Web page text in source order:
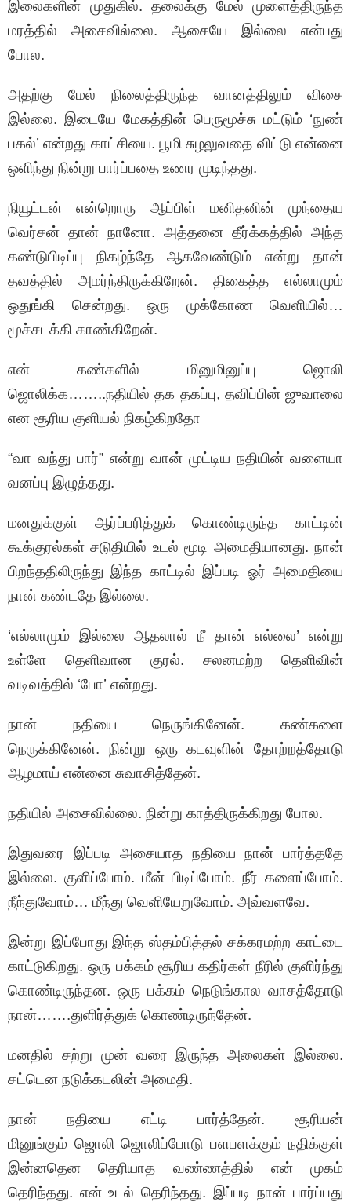
இலைகளின் முதுகில். தலைக்கு மேல் முளைத்திருந்த
மரத்தில் அசைவில்லை. ஆசையே இல்லை என்பது
போல.
அதற்கு மேல் நிலைத்திருந்த வானத்திலும் விசை
இல்லை. இடையே மேகத்தின் பெருமூச்சு மட்டும் ‘நுண்
பகல்’ என்றது காட்சியை. பூமி சுழலுவதை விட்டு என்னை
ஒளிந்து நின்று பார்ப்பதை உணர முடிந்தது.
நியூட்டன் என்றொரு ஆப்பிள் மனிதனின் முந்தைய
வெர்சன் தான் நானோ. அத்தனை தீர்க்கத்தில் அந்த
கண்டுபிடிப்பு நிகழ்ந்தே ஆகவேண்டும் என்று தான்
தவத்தில் அமர்ந்திருக்கிறேன். திகைத்த எல்லாமும்
ஒதுங்கி சென்றது. ஒரு முக்கோண வெளியில்…
மூச்சடக்கி காண்கிறேன்.
என் கண்களில் மினுமினுப்பு ஜொலி
ஜொலிக்க……..நதியில் தக தகப்பு, தவிப்பின் ஜுவாலை
என சூரிய குளியல் நிகழ்கிறதோ
“வா வந்து பார்” என்று வான் முட்டிய நதியின் வளையா
வனப்பு இழுத்தது.
மனதுக்குள் ஆர்ப்பரித்துக் கொண்டிருந்த காட்டின்
கூக்குரல்கள் சடுதியில் உடல் மூடி அமைதியானது. நான்
பிறந்ததிலிருந்து இந்த காட்டில் இப்படி ஓர் அமைதியை
நான் கண்டதே இல்லை.
‘எல்லாமும் இல்லை ஆதலால் நீ தான் எல்லை’ என்று
உள்ளே தெளிவான குரல். சலனமற்ற தெளிவின்
வடிவத்தில் ‘போ’ என்றது.
நான் நதியை நெருங்கினேன். கண்களை
நெருக்கினேன். நின்று ஒரு கடவுளின் தோற்றத்தோடு
ஆழமாய் என்னை சுவாசித்தேன்.
நதியில் அசைவில்லை. நின்று காத்திருக்கிறது போல.
இதுவரை இப்படி அசையாத நதியை நான் பார்த்ததே
இல்லை. குளிப்போம். மீன் பிடிப்போம். நீர் களைப்போம்.
நீந்துவோம்… மீந்து வெளியேறுவோம். அவ்வளவே.
இன்று இப்போது இந்த ஸ்தம்பித்தல் சக்கரமற்ற காட்டை
காட்டுகிறது. ஒரு பக்கம் சூரிய கதிர்கள் நீரில் குளிர்ந்து
கொண்டிருந்தன. ஒரு பக்கம் நெடுங்கால வாசத்தோடு
நான்…….துளிர்த்துக் கொண்டிருந்தேன்.
மனதில் சற்று முன் வரை இருந்த அலைகள் இல்லை.
சட்டென நடுக்கடலின் அமைதி.
நான் நதியை எட்டி பார்த்தேன். சூரியன்
மினுங்கும் ஜொலி ஜொலிப்போடு பளபளக்கும் நதிக்குள்
இன்னதென தெரியாத வண்ணத்தில் என் முகம்
தெரிந்தது. என் உடல் தெரிந்தது. இப்படி நான் பார்ப்பது